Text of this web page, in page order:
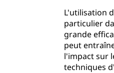
L'utilisation
particulier
grande
peut
l'impact sur
techniques